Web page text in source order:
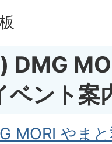
DMG
ベント案
MORI やま